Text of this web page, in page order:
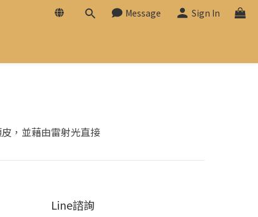
Message Sign In
，並藉由雷射光直接
Line諮詢